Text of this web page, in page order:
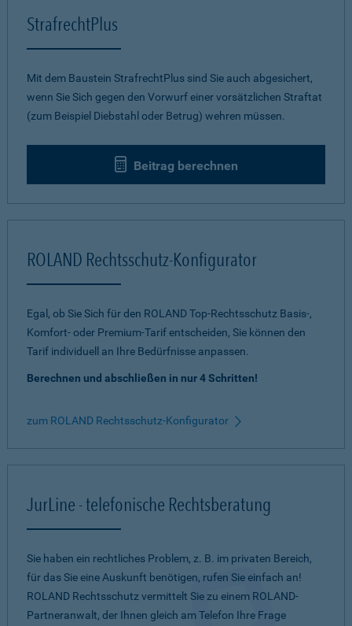
StrafrechtPlus
Mit dem Baustein StrafrechtPlus sind Sie auch abgesichert,
wenn Sie Sich gegen den Vorwurf einer vorsätzlichen Straftat
(zum Beispiel Diebstahl oder Betrug) wehren müssen.
Beitrag berechnen
ROLAND Rechtsschutz-Konfigurator
Egal, ob Sie Sich für den ROLAND Top-Rechtsschutz Basis-,
Komfort- oder Premium-Tarif entscheiden, Sie können den
Tarif individuell an Ihre Bedürfnisse anpassen.
Berechnen und abschließen in nur 4 Schritten!
zum ROLAND Rechtsschutz-Konfigurator
JurLine - telefonische Rechtsberatung
Sie haben ein rechtliches Problem, z. B. im privaten Bereich,
für das Sie eine Auskunft benötigen, rufen Sie einfach an!
ROLAND Rechtsschutz vermittelt Sie zu einem ROLAND-
Partneranwalt, der Ihnen gleich am Telefon Ihre Frage